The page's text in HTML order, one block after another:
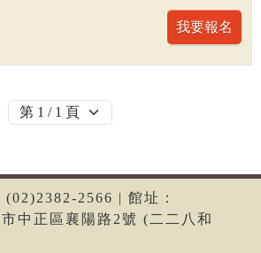
2566 | 館址：
中正區襄陽路2號 (二二八和